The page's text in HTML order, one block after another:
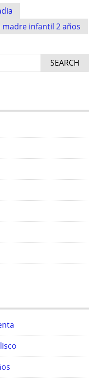
infantil 2 años